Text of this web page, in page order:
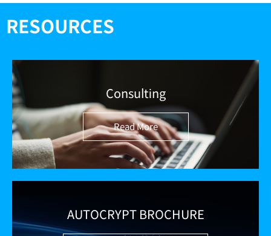
RESOURCES
Consulting
Read More
AUTOCRYPT BROCHURE